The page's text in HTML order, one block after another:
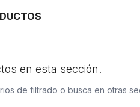
en esta sección.
de filtrado o busca en otras